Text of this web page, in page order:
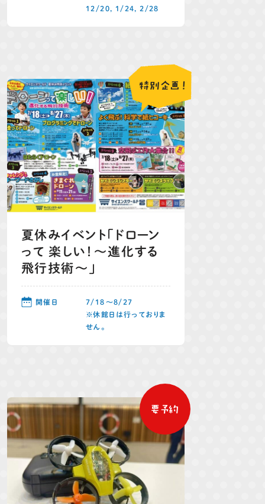
12/20, 1/24, 2/28
夏休みイベント「ドローン
って 楽しい！～進化する
飛行技術～」
開催日
7/18～8/27
※休館日は行っておりま
せん。
特別企画！
要予約